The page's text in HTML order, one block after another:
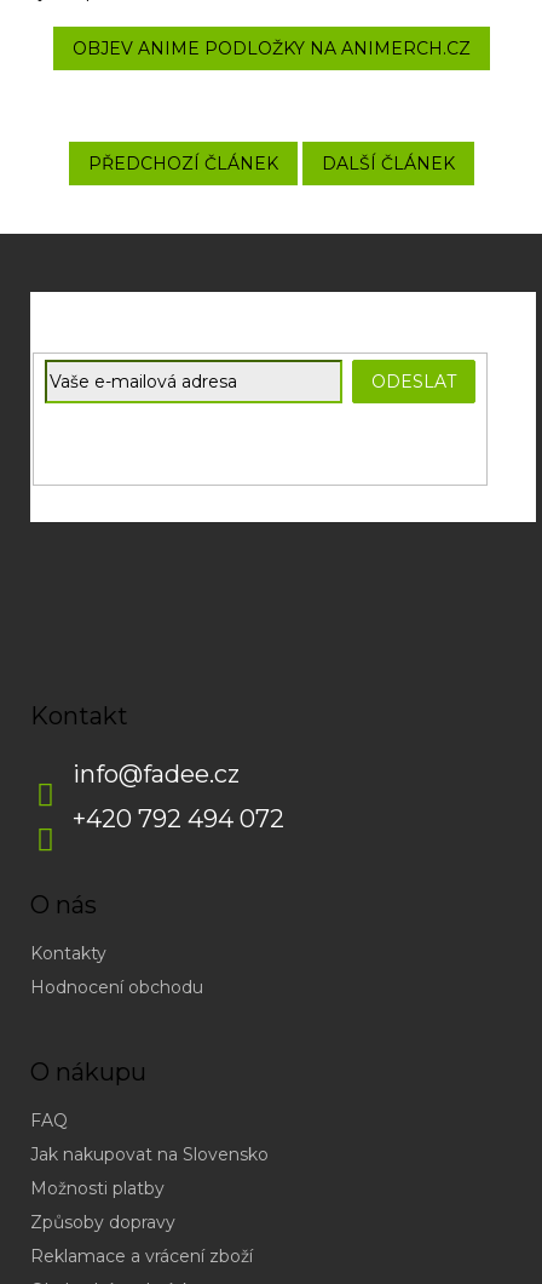
OBJEV ANIME PODLOŽKY NA ANIMERCH.CZ
PŘEDCHOZÍ ČLÁNEK DALŠÍ ČLÁNEK
E-mail
ODESLAT
Kontakt
info@fadee.cz
+420 792 494 072
O nás
Kontakty
Hodnocení obchodu
O nákupu
FAQ
Jak nakupovat na Slovensko
Možnosti platby
Způsoby dopravy
Reklamace a vrácení zboží